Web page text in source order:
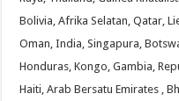
Bolivia, Afrika Selatan, Qatar,
Oman, India, Singapura,
Honduras, Kongo, Gambia,
Haiti, Arab Bersatu Emirates ,